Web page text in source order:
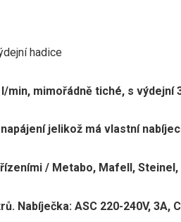
hadice
l/min, mimořádně tiché, s
jelikož má vlastní
/ Metabo, Mafell, Steinel,
Nabíječka: ASC 220-240V, 3A,